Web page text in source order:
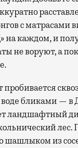
с матрасами
на каждом, и
не воруют, а
бликами — в
ландшафтный
лес.
шашлыком из